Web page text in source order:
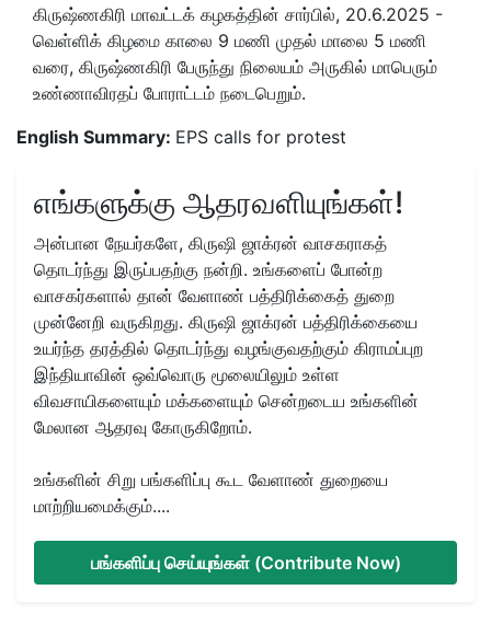
கிருஷ்ணகிரி மாவட்டக் கழகத்தின் சார்பில், 20.6.2025 -
வெள்ளிக் கிழமை காலை 9 மணி முதல் மாலை 5 மணி
வரை, கிருஷ்ணகிரி பேருந்து நிலையம் அருகில் மாபெரும்
உண்ணாவிரதப் போராட்டம் நடைபெறும்.
English Summary: EPS calls for protest
எங்களுக்கு ஆதரவளியுங்கள்!
அன்பான நேயர்களே, கிருஷி ஜாக்ரன் வாசகராகத்
தொடர்ந்து இருப்பதற்கு நன்றி. உங்களைப் போன்ற
வாசகர்களால் தான் வேளாண் பத்திரிக்கைத் துறை
முன்னேறி வருகிறது. கிருஷி ஜாக்ரன் பத்திரிக்கையை
உயர்ந்த தரத்தில் தொடர்ந்து வழங்குவதற்கும் கிராமப்புற
இந்தியாவின் ஒவ்வொரு மூலையிலும் உள்ள
விவசாயிகளையும் மக்களையும் சென்றடைய உங்களின்
மேலான ஆதரவு கோருகிறோம்.
உங்களின் சிறு பங்களிப்பு கூட வேளாண் துறையை
மாற்றியமைக்கும்....
பங்களிப்பு செய்யுங்கள் (Contribute Now)